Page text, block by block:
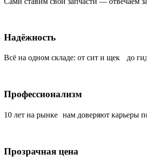
Надёжность
Всё на одном складе: от сит и щек до
Профессионализм
10 лет на рынке нам доверяют карьеры
Прозрачная цена